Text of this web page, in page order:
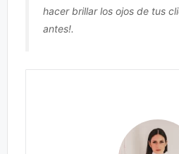
hacer brillar los ojos de tus
antes!.